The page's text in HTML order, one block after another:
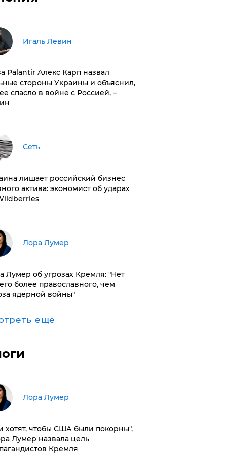
Игаль Левин
Palantir Алекс Карп назвал
стороны Украины и объяснил,
спасло в войне с Россией, –
Сеть
лишает российский бизнес
актива: экономист об ударах
​Лора Лумер
Лумер об угрозах Кремля: "Нет
более православного, чем
ядерной войны"
ещё
​Лора Лумер
хотят, чтобы США были покорны",
Лумер назвала цель
Кремля